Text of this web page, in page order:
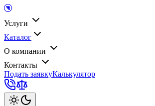
Услуги
Каталог
О компании
Контакты
Подать заявкуКалькулятор